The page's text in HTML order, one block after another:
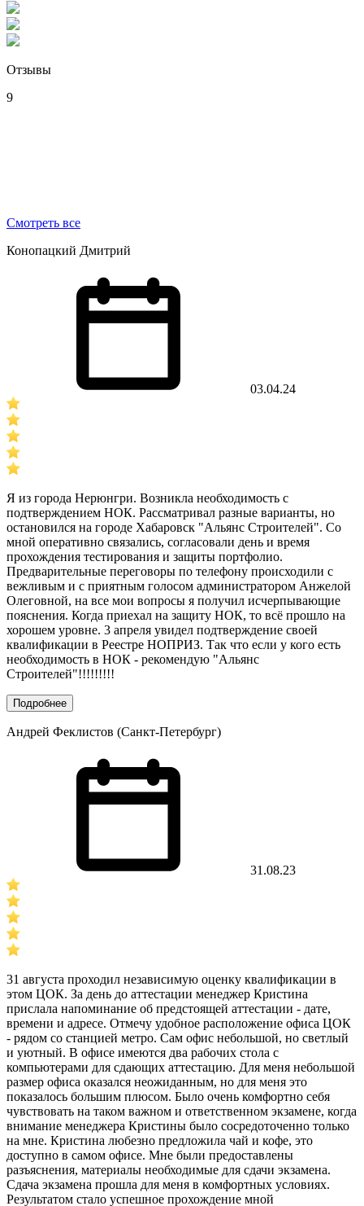
Отзывы
9
Смотреть все
Конопацкий Дмитрий
03.04.24
Я из города Нерюнгри. Возникла необходимость с
подтверждением НОК. Рассматривал разные варианты, но
остановился на городе Хабаровск "Альянс Строителей". Со
мной оперативно связались, согласовали день и время
прохождения тестирования и защиты портфолио.
Предварительные переговоры по телефону происходили с
вежливым и с приятным голосом администратором Анжелой
Олеговной, на все мои вопросы я получил исчерпывающие
пояснения. Когда приехал на защиту НОК, то всё прошло на
хорошем уровне. 3 апреля увидел подтверждение своей
квалификации в Реестре НОПРИЗ. Так что если у кого есть
необходимость в НОК - рекомендую "Альянс
Строителей"!!!!!!!!!
Подробнее
Андрей Феклистов (Санкт-Петербург)
31.08.23
31 августа проходил независимую оценку квалификации в
этом ЦОК. За день до аттестации менеджер Кристина
прислала напоминание об предстоящей аттестации - дате,
времени и адресе. Отмечу удобное расположение офиса ЦОК
- рядом со станцией метро. Сам офис небольшой, но светлый
и уютный. В офисе имеются два рабочих стола с
компьютерами для сдающих аттестацию. Для меня небольшой
размер офиса оказался неожиданным, но для меня это
показалось большим плюсом. Было очень комфортно себя
чувствовать на таком важном и ответственном экзамене, когда
внимание менеджера Кристины было сосредоточенно только
на мне. Кристина любезно предложила чай и кофе, это
доступно в самом офисе. Мне были предоставлены
разъяснения, материалы необходимые для сдачи экзамена.
Сдача экзамена прошла для меня в комфортных условиях.
Результатом стало успешное прохождение мной